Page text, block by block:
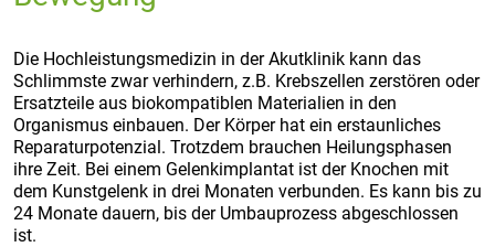
Die Hochleistungsmedizin in der Akutklinik kann das
Schlimmste zwar verhindern, z.B. Krebszellen zerstören oder
Ersatzteile aus biokompatiblen Materialien in den
Organismus einbauen. Der Körper hat ein erstaunliches
Reparaturpotenzial. Trotzdem brauchen Heilungsphasen
ihre Zeit. Bei einem Gelenkimplantat ist der Knochen mit
dem Kunstgelenk in drei Monaten verbunden. Es kann bis zu
24 Monate dauern, bis der Umbauprozess abgeschlossen
ist.